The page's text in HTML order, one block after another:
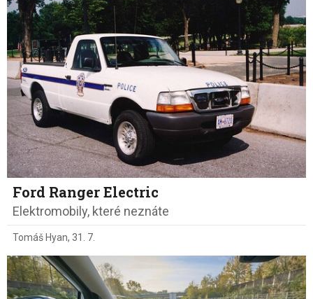
Ford Ranger Electric
Elektromobily, které neznáte
Tomáš Hyan, 31. 7.